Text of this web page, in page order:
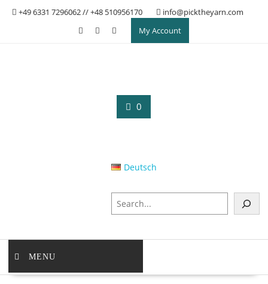
+49 6331 7296062 // +48 510956170
info@picktheyarn.com
My Account
0
Deutsch
z
k
MENU